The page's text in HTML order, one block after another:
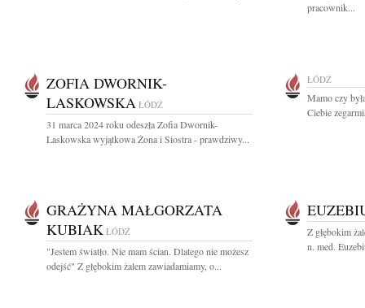
pracownik...
ZOFIA DWORNIK-
LASKOWSKA ŁÓDŹ
31 marca 2024 roku odeszła Zofia Dwornik-
Laskowska wyjątkowa Żona i Siostra - prawdziwy...
ŁÓDŹ
Mamo czy
Ciebie
GRAŻYNA MAŁGORZATA
KUBIAK ŁÓDŹ
"Jestem światło. Nie mam ścian. Dlatego nie możesz
odejść" Z głębokim żalem zawiadamiamy, o...
Z głębokim
n. med.